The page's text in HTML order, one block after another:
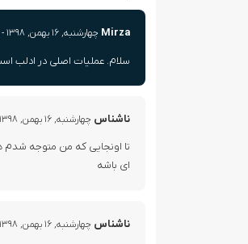
Mirza چهارشنبه, ۱۶ بهمن, ۱۳۹۸ - ۱۶:۵۱
سلام. عملیات اصلی در ادلب
ناشناس چهارشنبه, ۱۶ بهمن, ۱۳۹۸ - ۱۹:۰۳
تا اونجایی که من متوجه
ای باشه
ناشناس چهارشنبه, ۱۶ بهمن, ۱۳۹۸ - ۲۰:۳۹